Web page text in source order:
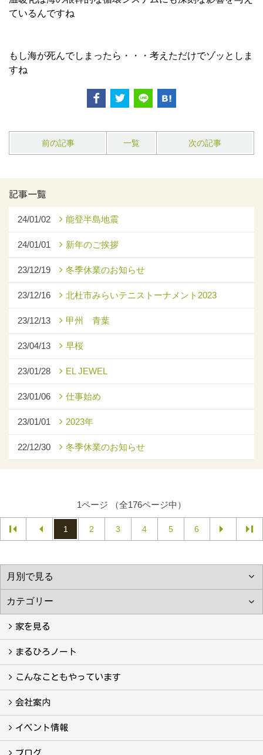
ているんですね
もし海が死んでしまったら・・・考えただけでゾッとしま
すね
前の記事 一覧 次の記事
記事一覧
24/01/02 能登半島地震
24/01/01 新年のご挨拶
23/12/19 冬季休業のお知らせ
23/12/16 北杜市みらいテニストーナメント2023
23/12/13 甲州 青葉
23/04/13 早桜
23/01/28 EL JEWEL
23/01/06 仕事始め
23/01/01 2023年
22/12/30 冬季休業のお知らせ
1ページ （全176ページ中）
1 2 3 4 5 6
家を見る
フォトギャラリー
現場レポート
完工事例
お客様の声
まるひろノート
真っ直ぐの家づくり
自慢の大工たち
こだわりの自然素材
快適な家のエッセンス
注文住宅ができるまで
こんなこともやっています
こんなこともやっています
会社案内
会社案内
まるひろの人
スタッフ紹介
プライバシーポリシー
イベント情報
イベント予告
イベント報告
ブログ